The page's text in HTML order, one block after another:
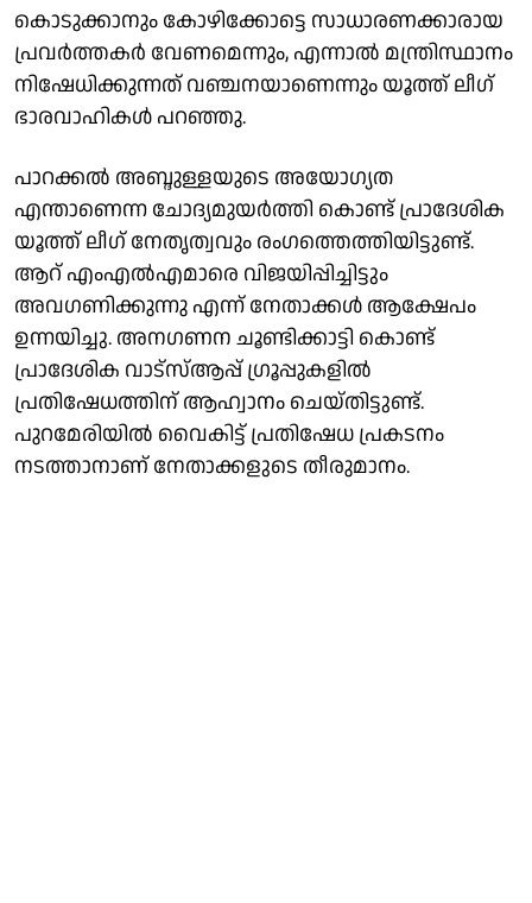
കൊടുക്കാനും കോഴിക്കോട്ടെ സാധാരണക്കാരായ
പ്രവർത്തകർ വേണമെന്നും, എന്നാൽ മന്ത്രിസ്ഥാനം
നിഷേധിക്കുന്നത് വഞ്ചനയാണെന്നും യൂത്ത് ലീഗ്
ഭാരവാഹികൾ പറഞ്ഞു.
പാറക്കൽ അബ്ദുള്ളയുടെ അയോഗ്യത
എന്താണെന്ന ചോദ്യമുയർത്തി കൊണ്ട് പ്രാദേശിക
യൂത്ത് ലീഗ് നേതൃത്വവും രംഗത്തെത്തിയിട്ടുണ്ട്.
ആറ് എംഎൽഎമാരെ വിജയിപ്പിച്ചിട്ടും
അവഗണിക്കുന്നു എന്ന് നേതാക്കൾ ആക്ഷേപം
ഉന്നയിച്ചു. അനഗണന ചൂണ്ടിക്കാട്ടി കൊണ്ട്
പ്രാദേശിക വാട്സ്ആപ്പ് ഗ്രൂപ്പുകളിൽ
പ്രതിഷേധത്തിന് ആഹ്വാനം ചെയ്തിട്ടുണ്ട്.
പുറമേരിയിൽ വൈകിട്ട് പ്രതിഷേധ പ്രകടനം
നടത്താനാണ് നേതാക്കളുടെ തീരുമാനം.